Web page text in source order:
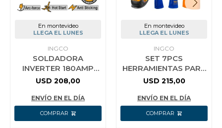
En montevideo
LLEGA EL LUNES
INGCO
SOLDADORA
INVERTER 180AMP
MMA INGCO
USD 208,00
ENVÍO EN EL DÍA
En montevideo
LLEGA EL LUNES
INGCO
SET 7PCS
HERRAMIENTAS PARA
SOLDAR SOLDADORA
+ CARETA + DELANTA
USD 215,00
ENVÍO EN EL DÍA